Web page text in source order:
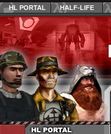
HL PORTAL HALF-LIFE